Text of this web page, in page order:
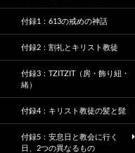
付録1：613の戒めの神話
付録2：割礼とキリスト教徒
付録3：TZITZIT（房・飾り紐・
緒）
付録4：キリスト教徒の髪と髭
付録5：安息日と教会に行く
日、2つの異なるもの